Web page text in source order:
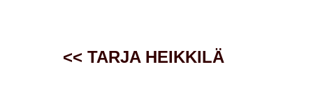
<< TARJA HEIKKILÄ